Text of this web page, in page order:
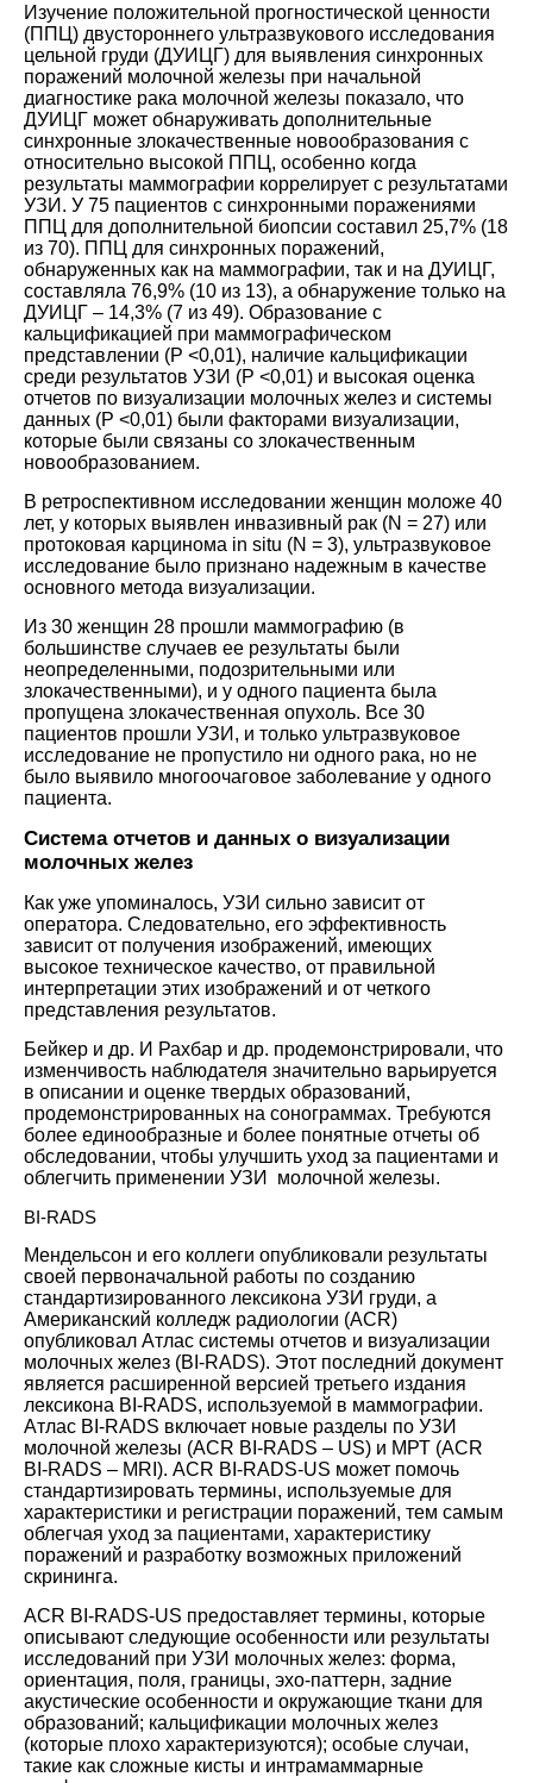
Изучение положительной прогностической ценности
(ППЦ) двустороннего ультразвукового исследования
цельной груди (ДУИЦГ) для выявления синхронных
поражений молочной железы при начальной
диагностике рака молочной железы показало, что
ДУИЦГ может обнаруживать дополнительные
синхронные злокачественные новообразования с
относительно высокой ППЦ, особенно когда
результаты маммографии коррелирует с результатами
УЗИ. У 75 пациентов с синхронными поражениями
ППЦ для дополнительной биопсии составил 25,7% (18
из 70). ППЦ для синхронных поражений,
обнаруженных как на маммографии, так и на ДУИЦГ,
составляла 76,9% (10 из 13), а обнаружение только на
ДУИЦГ – 14,3% (7 из 49). Образование с
кальцификацией при маммографическом
представлении (P <0,01), наличие кальцификации
среди результатов УЗИ (P <0,01) и высокая оценка
отчетов по визуализации молочных желез и системы
данных (P <0,01) были факторами визуализации,
которые были связаны со злокачественным
новообразованием.
В ретроспективном исследовании женщин моложе 40
лет, у которых выявлен инвазивный рак (N = 27) или
протоковая карцинома in situ (N = 3), ультразвуковое
исследование было признано надежным в качестве
основного метода визуализации.
Из 30 женщин 28 прошли маммографию (в
большинстве случаев ее результаты были
неопределенными, подозрительными или
злокачественными), и у одного пациента была
пропущена злокачественная опухоль. Все 30
пациентов прошли УЗИ, и только ультразвуковое
исследование не пропустило ни одного рака, но не
было выявило многоочаговое заболевание у одного
пациента.
Система отчетов и данных о визуализации
молочных желез
Как уже упоминалось, УЗИ сильно зависит от
оператора. Следовательно, его эффективность
зависит от получения изображений, имеющих
высокое техническое качество, от правильной
интерпретации этих изображений и от четкого
представления результатов.
Бейкер и др. И Рахбар и др. продемонстрировали, что
изменчивость наблюдателя значительно варьируется
в описании и оценке твердых образований,
продемонстрированных на сонограммах. Требуются
более единообразные и более понятные отчеты об
обследовании, чтобы улучшить уход за пациентами и
облегчить применении УЗИ молочной железы.
BI-RADS
Мендельсон и его коллеги опубликовали результаты
своей первоначальной работы по созданию
стандартизированного лексикона УЗИ груди, а
Американский колледж радиологии (ACR)
опубликовал Атлас системы отчетов и визуализации
молочных желез (BI-RADS). Этот последний документ
является расширенной версией третьего издания
лексикона BI-RADS, используемой в маммографии.
Атлас BI-RADS включает новые разделы по УЗИ
молочной железы (ACR BI-RADS – US) и МРТ (ACR
BI-RADS – MRI). ACR BI-RADS-US может помочь
стандартизировать термины, используемые для
характеристики и регистрации поражений, тем самым
облегчая уход за пациентами, характеристику
поражений и разработку возможных приложений
скрининга.
ACR BI-RADS-US предоставляет термины, которые
описывают следующие особенности или результаты
исследований при УЗИ молочных желез: форма,
ориентация, поля, границы, эхо-паттерн, задние
акустические особенности и окружающие ткани для
образований; кальцификации молочных желез
(которые плохо характеризуются); особые случаи,
такие как сложные кисты и интрамаммарные